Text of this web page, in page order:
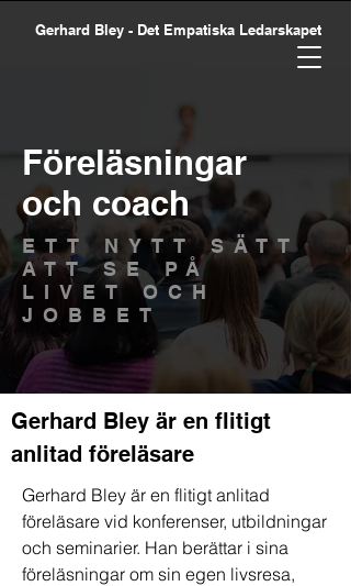
Gerhard Bley - Det Empatiska Ledarskapet
Föreläsningar
och coach
ETT NYTT SÄTT
ATT SE PÅ
LIVET OCH
JOBBET
Gerhard Bley är en flitigt
anlitad föreläsare
Gerhard Bley är en flitigt anlitad
föreläsare vid konferenser, utbildningar
och seminarier. Han berättar i sina
föreläsningar om sin egen livsresa,